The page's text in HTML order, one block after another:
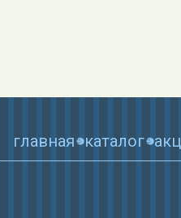
главная каталог